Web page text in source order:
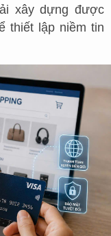
xây dựng được
thiết lập niềm tin